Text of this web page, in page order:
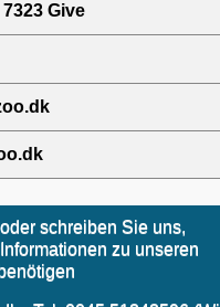
Give
schreiben Sie uns,
zu unseren